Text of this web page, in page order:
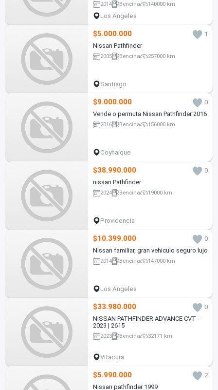
2014 Bencina 140000 km
Los Ángeles
$5.000.000
1
Nissan Pathfinder
2005 Bencina 257000 km
Santiago
$9.000.000
0
Vende o permuta Nissan Pathfinder 2016
2016 Bencina 156000 km
Coyhaique
$38.990.000
0
nissan Pathfinder
2024 Bencina 19000 km
Providencia
$10.399.000
0
Nissan familiar, gran vehiculo seguro lujo
2014 Bencina 147000 km
Los Ángeles
$33.980.000
0
NISSAN PATHFINDER ADVANCE CVT -
2023 | 2615
2023 Bencina 32171 km
Vitacura
$5.990.000
2
Nissan pathfinder 1999